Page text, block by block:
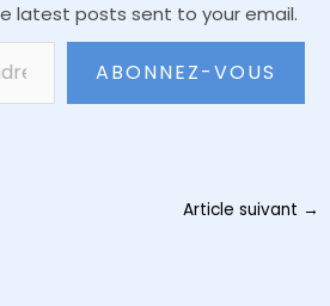
latest posts sent to your email.
ABONNEZ-VOUS
Article suivant →